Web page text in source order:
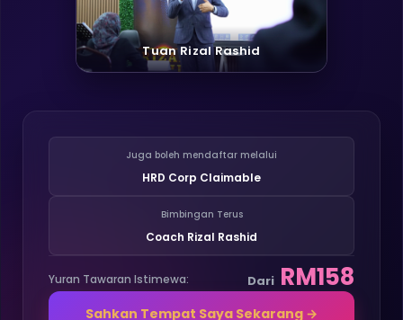
Tuan Rizal Rashid
Juga boleh mendaftar melalui
HRD Corp Claimable
Bimbingan Terus
Coach Rizal Rashid
Yuran Tawaran Istimewa: Dari RM158
Sahkan Tempat Saya Sekarang →